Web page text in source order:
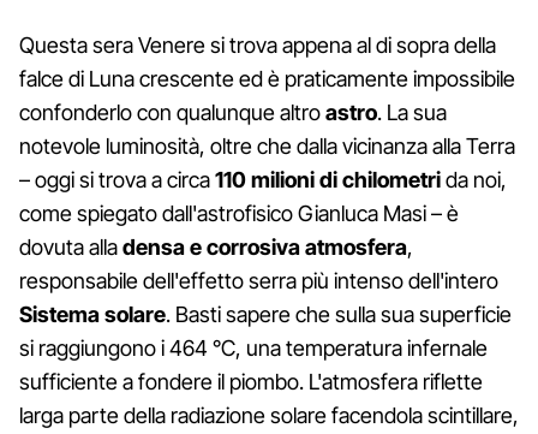
Questa sera Venere si trova appena al di sopra della
falce di Luna crescente ed è praticamente impossibile
confonderlo con qualunque altroastro. La sua
notevole luminosità, oltre che dalla vicinanza alla Terra
– oggi si trova a circa110 milioni di chilometrida noi,
come spiegato dall'astrofisico Gianluca Masi – è
dovuta alladensa e corrosiva atmosfera,
responsabile dell'effetto serra più intenso dell'intero
Sistema solare. Basti sapere che sulla sua superficie
si raggiungono i 464 °C, una temperatura infernale
sufficiente a fondere il piombo. L'atmosfera riflette
larga parte della radiazione solare facendola scintillare,